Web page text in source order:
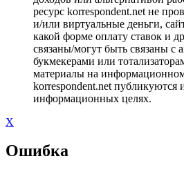
ресурс korrespondent.net не
и/или виртуальные деньги,
какой форме оплату ставок и
связаны/могут быть связаны с
букмекерами или
материалы на
korrespondent.net публикуются
информационных целях.
X
Ошибка